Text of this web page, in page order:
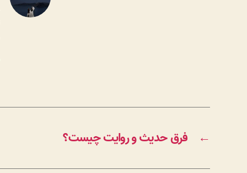
← فرق حدیث و روایت چیست؟